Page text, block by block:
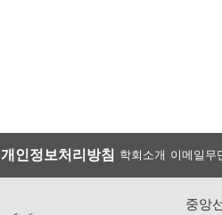
개인정보처리방침 학회소개 이메일무
중앙